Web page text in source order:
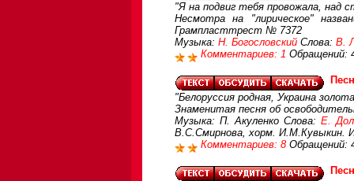
"Я на подвиг тебя провожала, над
Несмотра на "лирическое"
Грампласттрест № 7372
Музыка: Н. Богословский Слова: В.
Комментариев: 1 Обращений:
"Белоруссия родная, Украина
Знаменитая песня об
Музыка: П. Акуленко Слова:Е.
В.С.Смирнова, хорм. И.М.Кувыкин.
Комментариев: 8 Обращений: